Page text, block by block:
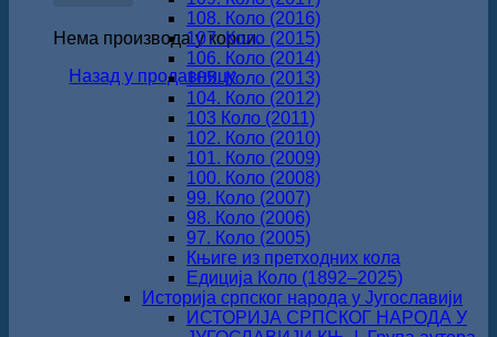
Нема производа у корпи.
Назад у продавницу
108. Коло (2016)
107. Коло (2015)
106. Коло (2014)
105. Коло (2013)
104. Коло (2012)
103 Коло (2011)
102. Коло (2010)
101. Коло (2009)
100. Коло (2008)
99. Коло (2007)
98. Коло (2006)
97. Коло (2005)
Књиге из претходних кола
Едиција Коло (1892‒2025)
Историја српског народа у Југославији
ИСТОРИЈА СРПСКОГ НАРОДА У